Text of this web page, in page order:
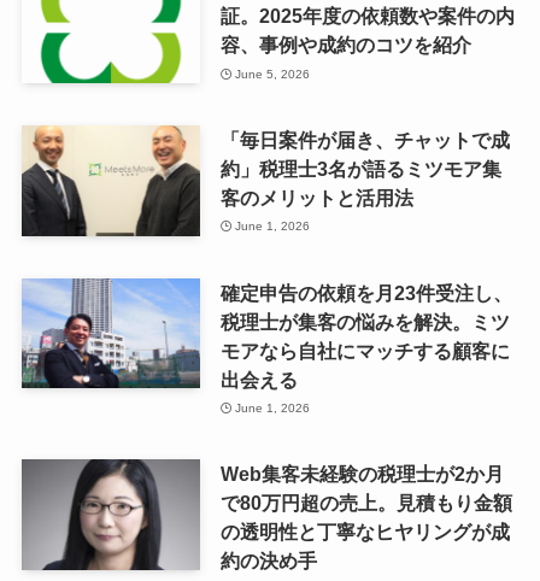
証。2025年度の依頼数や案件の内
容、事例や成約のコツを紹介
June 5, 2026
「毎日案件が届き、チャットで成
約」税理士3名が語るミツモア集
客のメリットと活用法
June 1, 2026
確定申告の依頼を月23件受注し、
税理士が集客の悩みを解決。ミツ
モアなら自社にマッチする顧客に
出会える
June 1, 2026
Web集客未経験の税理士が2か月
で80万円超の売上。見積もり金額
の透明性と丁寧なヒヤリングが成
約の決め手